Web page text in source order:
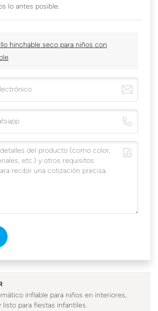
lo antes posible.
hinchable seco para niños con
inflable para niños en interiores,
listo para fiestas infantiles.